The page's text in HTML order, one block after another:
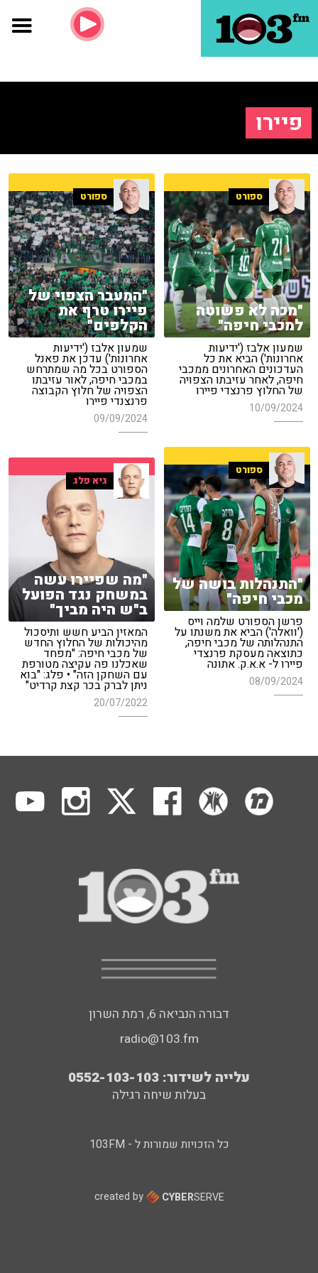
פיירו
ספורט
"מכה לא פשוטה
למכבי חיפה"
שמעון אלבז ('ידיעות
אחרונות') הביא את כל
העדכונים האחרונים ממכבי
חיפה, לאחר עזיבתו הצפויה
של החלוץ פרנצדי פיירו
10/09/2024
ספורט
"המעבר הצפוי של
פיירו טרף את
הקלפים"
שמעון אלבז ('ידיעות
אחרונות') עדכן את פאנל
הספורט בכל מה שמתרחש
במכבי חיפה, לאור עזיבתו
הצפויה של חלוץ הקבוצה
פרנצנדי פיירו
09/09/2024
ספורט
"התנהלות בושה של
מכבי חיפה"
פרשן הספורט שלמה וייס
('וואלה') הביא את משנתו על
התנהלותה של מכבי חיפה,
כתוצאה מעסקת פרנצדי
פיירו ל- א.א.ק. אתונה
08/09/2024
גיא פלג
"מה שפיירו עשה
במשחק נגד הפועל
ב"ש היה מביך"
המאזין הביע חשש ותיסכול
מהיכולות של החלוץ החדש
של מכבי חיפה: "מפחד
שאכלנו פה עקיצה מטורפת
עם השחקן הזה" • פלג: "בוא
ניתן לברק בכר קצת קרדיט"
20/07/2022
דבורה הנביאה 6, רמת השרון
radio@103.fm
עלייה לשידור: 0552-103-103
בעלות שיחה רגילה
כל הזכויות שמורות ל - 103FM
created by CYBERSERVE